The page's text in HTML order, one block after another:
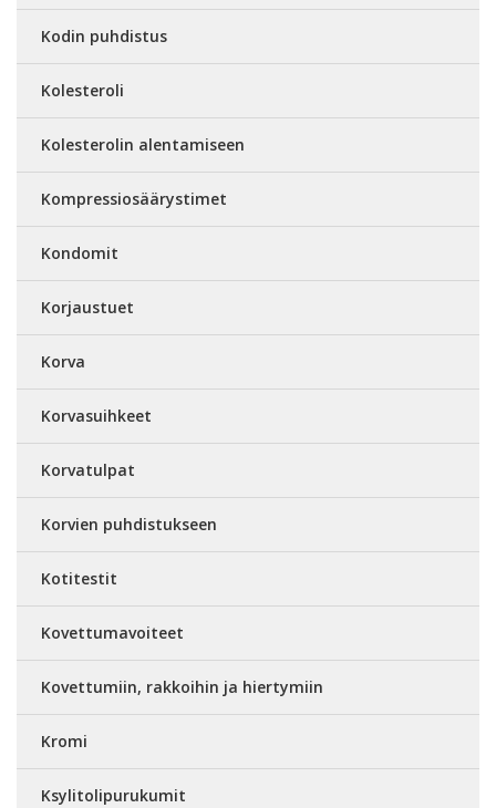
Kodin puhdistus
Kolesteroli
Kolesterolin alentamiseen
Kompressiosäärystimet
Kondomit
Korjaustuet
Korva
Korvasuihkeet
Korvatulpat
Korvien puhdistukseen
Kotitestit
Kovettumavoiteet
Kovettumiin, rakkoihin ja hiertymiin
Kromi
Ksylitolipurukumit